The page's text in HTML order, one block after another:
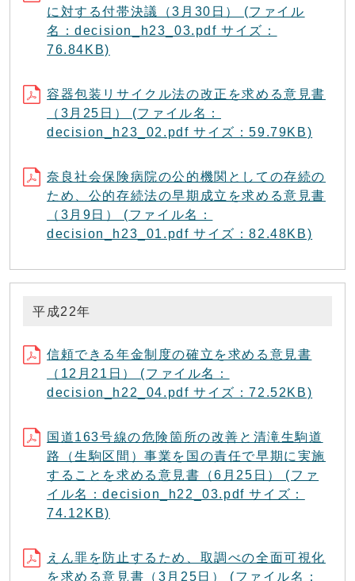
に対する付帯決議（3月30日） (ファイル
名：decision_h23_03.pdf サイズ：
76.84KB)
容器包装リサイクル法の改正を求める意見書
（3月25日） (ファイル名：
decision_h23_02.pdf サイズ：59.79KB)
奈良社会保険病院の公的機関としての存続の
ため、公的存続法の早期成立を求める意見書
（3月9日） (ファイル名：
decision_h23_01.pdf サイズ：82.48KB)
平成22年
信頼できる年金制度の確立を求める意見書
（12月21日） (ファイル名：
decision_h22_04.pdf サイズ：72.52KB)
国道163号線の危険箇所の改善と清滝生駒道
路（生駒区間）事業を国の責任で早期に実施
することを求める意見書（6月25日） (ファ
イル名：decision_h22_03.pdf サイズ：
74.12KB)
えん罪を防止するため、取調べの全面可視化
を求める意見書（3月25日） (ファイル名：